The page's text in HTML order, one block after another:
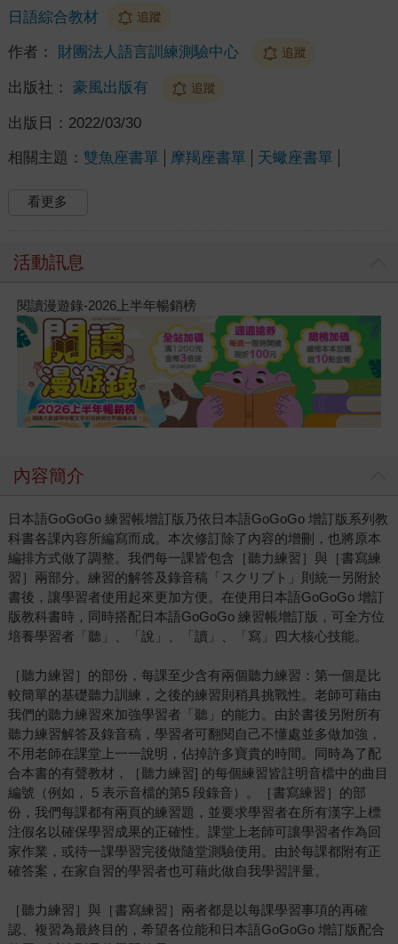
日語綜合教材
追蹤
作者： 財團法人語言訓練測驗中心 追蹤
出版社： 豪風出版有 追蹤
出版日： 2022/03/30
相關主題： 雙魚座書單 摩羯座書單 天蠍座書單
看更多
活動訊息
閱讀漫遊錄-2026上半年暢銷榜
內容簡介
日本語GoGoGo 練習帳增訂版乃依日本語GoGoGo 增訂版系列教
科書各課內容所編寫而成。本次修訂除了內容的增刪，也將原本
編排方式做了調整。我們每一課皆包含［聽力練習］與［書寫練
習］兩部分。練習的解答及錄音稿「スクリプト」則統一另附於
書後，讓學習者使用起來更加方便。在使用日本語GoGoGo 增訂
版教科書時，同時搭配日本語GoGoGo 練習帳增訂版，可全方位
培養學習者「聽」、「說」、「讀」、「寫」四大核心技能。
［聽力練習］的部份，每課至少含有兩個聽力練習：第一個是比
較簡單的基礎聽力訓練，之後的練習則稍具挑戰性。老師可藉由
我們的聽力練習來加強學習者「聽」的能力。由於書後另附所有
聽力練習解答及錄音稿，學習者可翻閱自己不懂處並多做加強，
不用老師在課堂上一一說明，佔掉許多寶貴的時間。同時為了配
合本書的有聲教材，［聽力練習] 的每個練習皆註明音檔中的曲目
編號（例如， 5 表示音檔的第5 段錄音）。［書寫練習］的部
份，我們每課都有兩頁的練習題，並要求學習者在所有漢字上標
注假名以確保學習成果的正確性。課堂上老師可讓學習者作為回
家作業，或待一課學習完後做隨堂測驗使用。由於每課都附有正
確答案，在家自習的學習者也可藉此做自我學習評量。
［聽力練習］與［書寫練習］兩者都是以每課學習事項的再確
認、複習為最終目的，希望各位能和日本語GoGoGo 增訂版配合